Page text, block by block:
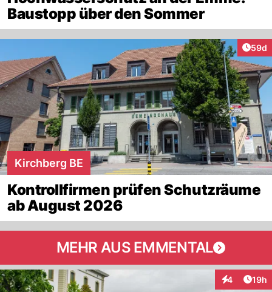
Baustopp über den Sommer
59d
Kirchberg BE
Kontrollfirmen prüfen Schutzräume
ab August 2026
MEHR AUS EMMENTAL
4
Interaktionen
19h